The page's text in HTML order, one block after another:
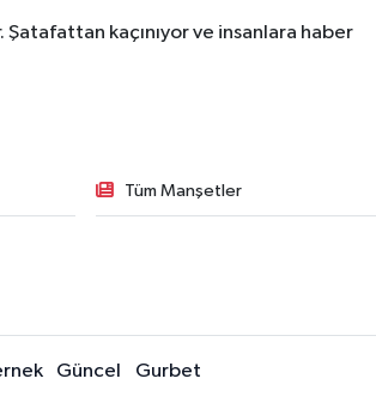
kaçınıyor ve insanlara haber
Tüm Manşetler
Güncel Gurbet